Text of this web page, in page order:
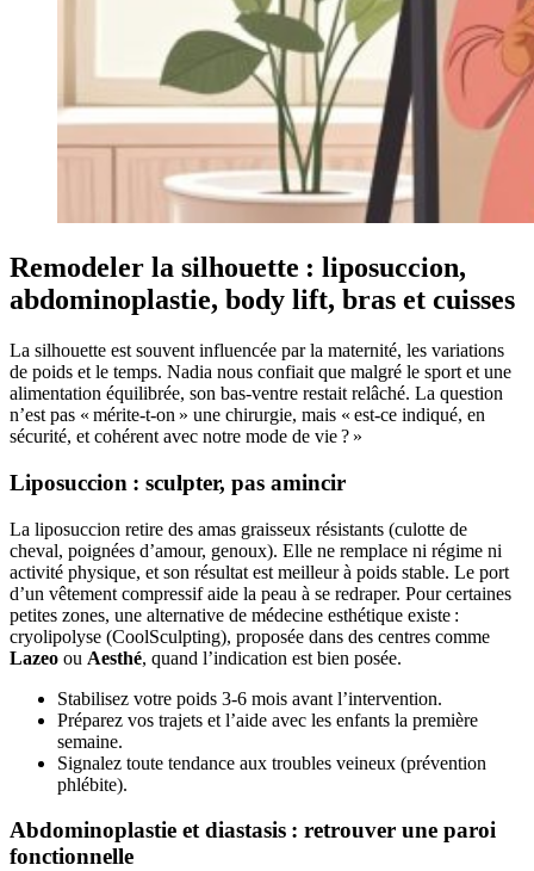
Remodeler la silhouette : liposuccion,
abdominoplastie, body lift, bras et cuisses
La silhouette est souvent influencée par la maternité, les variations
de poids et le temps. Nadia nous confiait que malgré le sport et une
alimentation équilibrée, son bas-ventre restait relâché. La question
n’est pas « mérite-t-on » une chirurgie, mais « est-ce indiqué, en
sécurité, et cohérent avec notre mode de vie ? »
Liposuccion : sculpter, pas amincir
La liposuccion retire des amas graisseux résistants (culotte de
cheval, poignées d’amour, genoux). Elle ne remplace ni régime ni
activité physique, et son résultat est meilleur à poids stable. Le port
d’un vêtement compressif aide la peau à se redraper. Pour certaines
petites zones, une alternative de médecine esthétique existe :
cryolipolyse (CoolSculpting), proposée dans des centres comme
Lazeo ou Aesthé, quand l’indication est bien posée.
Stabilisez votre poids 3-6 mois avant l’intervention.
Préparez vos trajets et l’aide avec les enfants la première
semaine.
Signalez toute tendance aux troubles veineux (prévention
phlébite).
Abdominoplastie et diastasis : retrouver une paroi
fonctionnelle